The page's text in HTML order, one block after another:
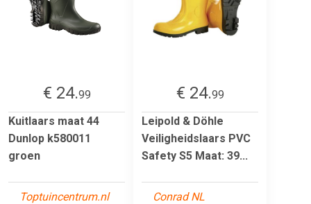
€ 24.99
Kuitlaars maat 44
Dunlop k580011
groen
Toptuincentrum.nl
€ 24.99
Leipold & Döhle
Veiligheidslaars PVC
Safety S5 Maat: 39...
Conrad NL